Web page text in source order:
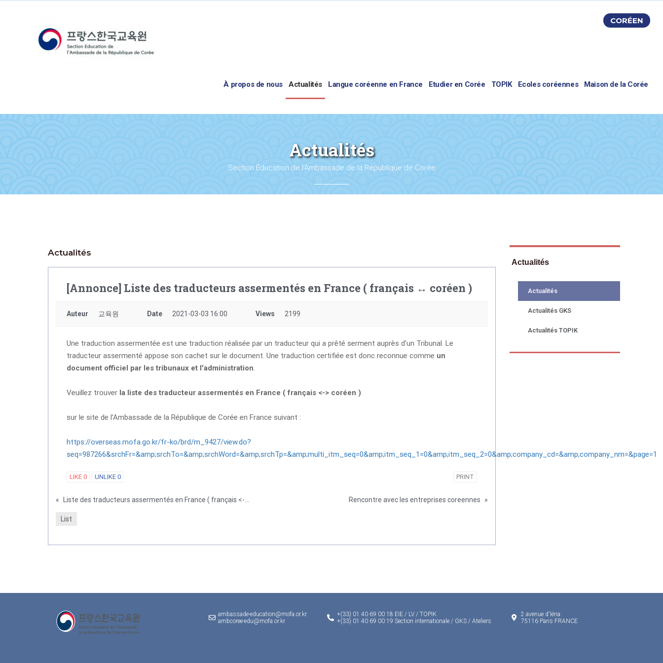
CORÉEN
À propos de nous Actualités Langue coréenne en France Etudier en Corée TOPIK Ecoles coréennes Maison de la Corée
Actualités
Section Éducation de l'Ambassade de la République de Corée
Actualités
[Annonce] Liste des traducteurs assermentés en France ( français ↔ coréen )
Auteur 교육원 Date 2021-03-03 16:00 Views 2199
Une traduction assermentée est une traduction réalisée par un traducteur qui a prêté serment auprès d'un Tribunal. Le
traducteur assermenté appose son cachet sur le document. Une traduction certifiée est donc reconnue comme un
document officiel par les tribunaux et l'administration.
Veuillez trouver la liste des traducteur assermentés en France ( français <-> coréen )
sur le site de l'Ambassade de la République de Corée en France suivant :
https://overseas.mofa.go.kr/fr-ko/brd/m_9427/view.do?
seq=987266&srchFr=&amp;srchTo=&amp;srchWord=&amp;srchTp=&amp;multi_itm_seq=0&amp;itm_seq_1=0&amp;itm_seq_2=0&amp;company_cd=&amp;company_nm=&page=1
LIKE 0 UNLIKE 0 PRINT
« Rencontre avec les entreprises coreennes »
List
Actualités
Actualités
Actualités GKS
Actualités TOPIK
ambassade-education@mofa.or.kr
ambcoree-edu@mofa.or.kr
+(33) 01 40 69 00 18 EIE / LV / TOPIK
+(33) 01 40 69 00 19 Section internationale / GKS / Ateliers
2 avenue d'Iéna
75116 Paris FRANCE